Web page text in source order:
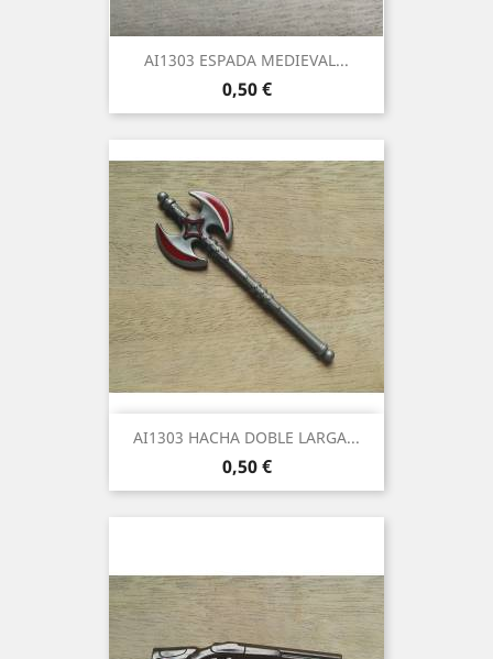
AI1303 ESPADA MEDIEVAL...
Precio
0,50 €
AI1303 HACHA DOBLE LARGA...
Precio
0,50 €